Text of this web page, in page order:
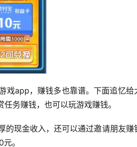
戏app，赚钱多也靠谱。下面追忆给
务赚钱，也可以玩游戏赚钱。
的现金收入，还可以通过邀请朋友赚
。